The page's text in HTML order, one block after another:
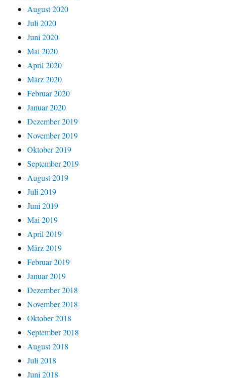
August 2020
Juli 2020
Juni 2020
Mai 2020
April 2020
März 2020
Februar 2020
Januar 2020
Dezember 2019
November 2019
Oktober 2019
September 2019
August 2019
Juli 2019
Juni 2019
Mai 2019
April 2019
März 2019
Februar 2019
Januar 2019
Dezember 2018
November 2018
Oktober 2018
September 2018
August 2018
Juli 2018
Juni 2018